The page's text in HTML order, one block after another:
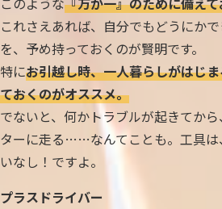
これさえあれば、自分でもどうにか
を、予め持っておくのが賢明です。
特にお引越し時、一人暮らしがはじ
ておくのがオススメ。
でないと、何かトラブルが起きてか
ターに走る……なんてことも。工具は
いなし！ですよ。
プラスドライバー